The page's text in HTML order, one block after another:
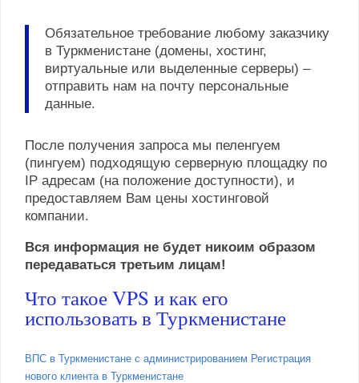
Обязательное требование любому заказчику
в Туркменистане (домены, хостинг,
виртуальные или выделенные серверы) –
отправить нам на почту персональные
данные.
После получения запроса мы пеленгуем
(пингуем) подходящую серверную площадку по
IP адресам (на положение доступности), и
предоставляем Вам цены хостинговой
компании.
Вся информация не будет никоим образом
передаваться третьим лицам!
Что такое VPS и как его
использовать в Туркменистане
ВПС в Туркменистане с администрированием Регистрация
нового клиента в Туркменистане